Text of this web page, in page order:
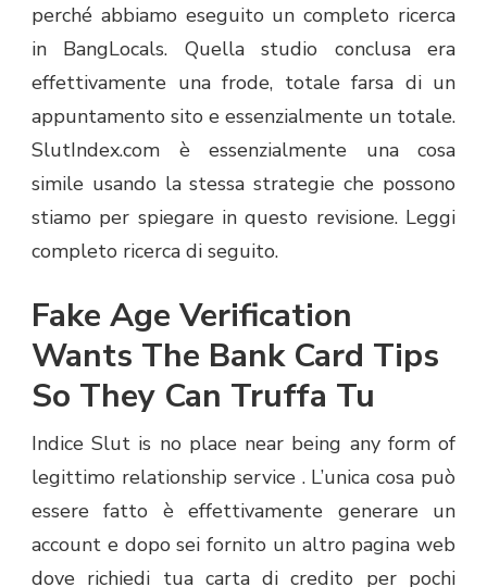
perché abbiamo eseguito un completo ricerca
in BangLocals. Quella studio conclusa era
effettivamente una frode, totale farsa di un
appuntamento sito e essenzialmente un totale.
SlutIndex.com è essenzialmente una cosa
simile usando la stessa strategie che possono
stiamo per spiegare in questo revisione. Leggi
completo ricerca di seguito.
Fake Age Verification
Wants The Bank Card Tips
So They Can Truffa Tu
Indice Slut is no place near being any form of
legittimo relationship service . L’unica cosa può
essere fatto è effettivamente generare un
account e dopo sei fornito un altro pagina web
dove richiedi tua carta di credito per pochi